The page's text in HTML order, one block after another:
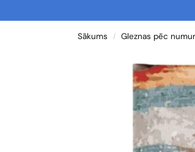
Sākums / Gleznas pēc